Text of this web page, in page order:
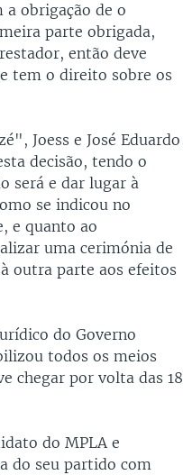
a obrigação de o
parte obrigada,
então deve
tem o direito sobre os
Joess e José Eduardo
decisão, tendo o
será e dar lugar à
se indicou no
e quanto ao
uma cerimónia de
outra parte aos efeitos
do Governo
todos os meios
chegar por volta das 18
do MPLA e
do seu partido com